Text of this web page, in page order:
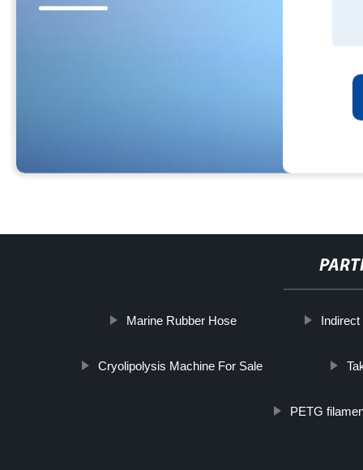
Marine Rubber Hose
Cryolipolysis Machine For Sale
PETG